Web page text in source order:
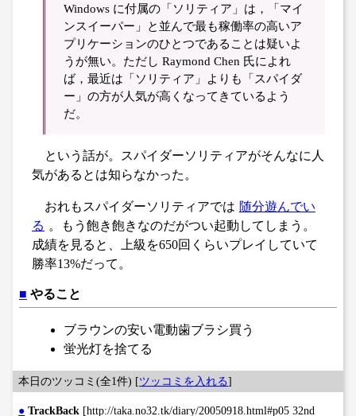
Windows に付属の「ソリティア」は，「マイ
ンスイーパー」と並んで最も稼働率の高いア
プリケーションのひとつであることは疑いよ
うが無い。ただし Raymond Chen 氏によれ
ば，最近は「ソリティア」よりも「スパイダ
ー」の方が人気が高くなってきているよう
だ。
という話が。スパイダーソリティアがそんなに人
気があるとは知らなかった。
おれもスパイダーソリティアでは 随分遊んでい
る 。もう飽き飽きなのだがつい起動してしまう。
成績を見ると、上級を650回くらいプレイしていて
勝率13%だって。
■ やること
ブラウンの安い電動歯ブラシ買う
蛍光灯を捨てる
本日のツッコミ(全1件) [ツッコミを入れる]
● TrackBack [http://taka.no32.tk/diary/20050918.html#p05 32nd